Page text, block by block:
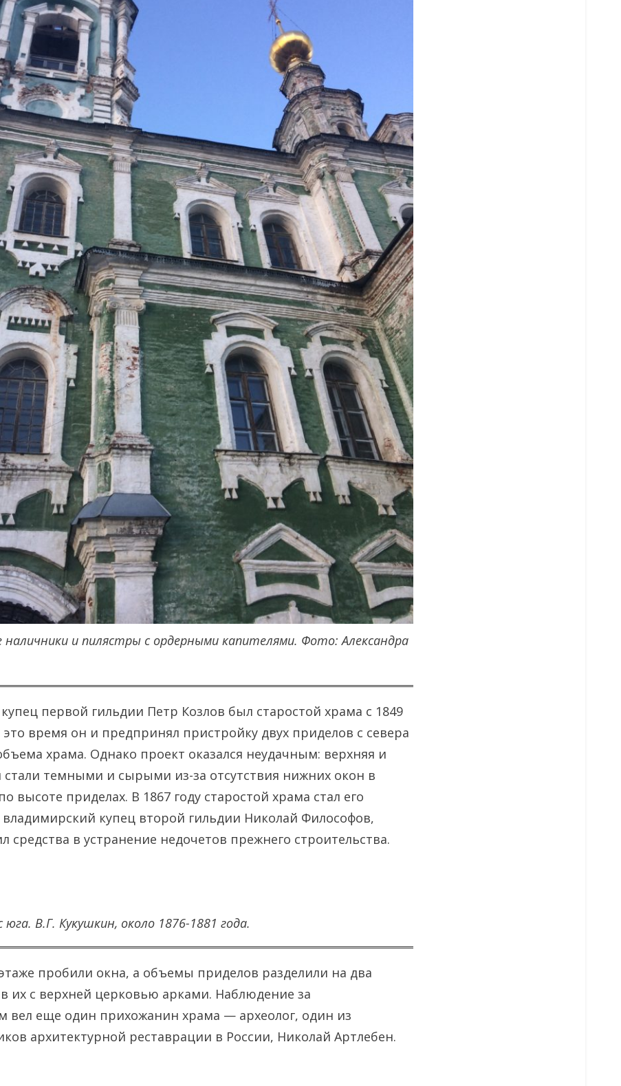
наличники и пилястры с ордерными капителями. Фото: Александра
первой гильдии Петр Козлов был старостой храма с 1849
это время он и предпринял пристройку двух приделов с севера
храма. Однако проект оказался неудачным: верхняя и
темными и сырыми из-за отсутствия нижних окон в
высоте приделах. В 1867 году старостой храма стал его
купец второй гильдии Николай Философов,
средства в устранение недочетов прежнего строительства.
юга. В.Г. Кукушкин, около 1876-1881 года.
пробили окна, а объемы приделов разделили на два
их с верхней церковью арками. Наблюдение за
вел еще один прихожанин храма — археолог, один из
архитектурной реставрации в России, Николай Артлебен.